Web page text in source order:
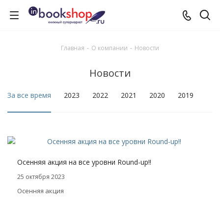
Главная - О компании - Новости
Новости
За все время 2023 2022 2021 2020 2019
Осенняя акция на все уровни Round-up!!
25 октября 2023
Осенняя акция